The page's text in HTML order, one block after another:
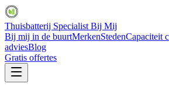
Thuisbatterij Specialist Bij Mij
Bij mij in de buurtMerkenStedenCapaciteit
adviesBlog
Gratis offertes